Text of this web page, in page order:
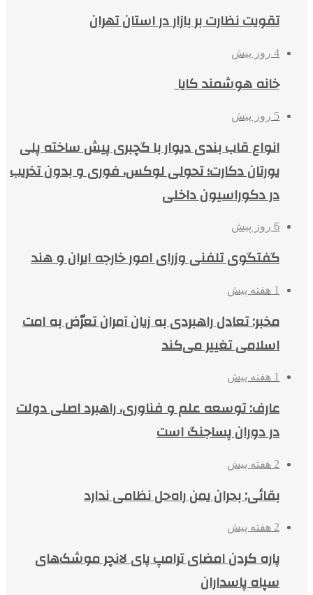
تقویت نظارت بر بازار در استان تهران
4 روز پیش
خانه هوشمند کایا
5 روز پیش
انواع قاب بندی دیوار با گچبری پیش ساخته پلی
یورتان دکارت؛ تحولی لوکس، فوری و بدون تخریب
در دکوراسیون داخلی
6 روز پیش
گفتگوی تلفنی وزرای امور خارجه ایران و هند
1 هفته پیش
مخبر: تعادل راهبردی به زیان آمران تعرّض به امت
اسلامی تغییر می‌کند
1 هفته پیش
عارف: توسعه علم و فناوری، راهبرد اصلی دولت
در دوران پساجنگ است
2 هفته پیش
بقائی: بحران یمن راه‌حل نظامی ندارد
2 هفته پیش
پاره کردن امضای ترامپ پای لانچر موشک‌های
سپاه پاسداران